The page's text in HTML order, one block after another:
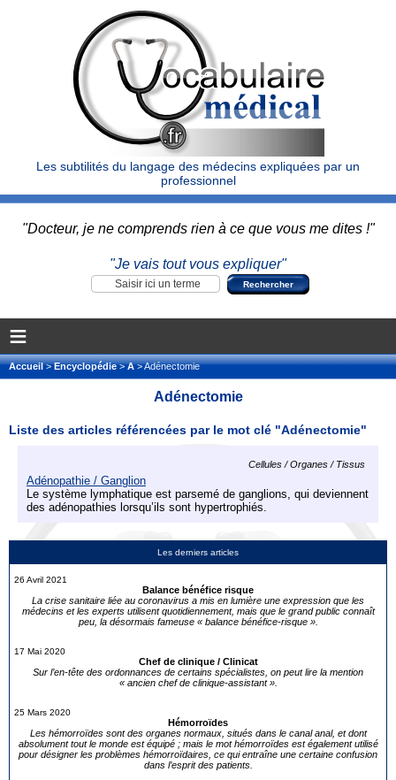
Les subtilités du langage des médecins expliquées par un
professionnel
"Docteur, je ne comprends rien à ce que vous me dites !"
"Je vais tout vous expliquer"
≡
Accueil>Encyclopédie>A> Adénectomie
Les derniers articles
26 Avril 2021
Balance bénéfice risque
La crise sanitaire liée au coronavirus a mis en lumière une expression que les
médecins et les experts utilisent quotidiennement, mais que le grand public connaît
peu, la désormais fameuse « balance bénéfice-risque ».
17 Mai 2020
Chef de clinique / Clinicat
Sur l’en-tête des ordonnances de certains spécialistes, on peut lire la mention
« ancien chef de clinique-assistant ».
25 Mars 2020
Hémorroïdes
Les hémorroïdes sont des organes normaux, situés dans le canal anal, et dont
absolument tout le monde est équipé ; mais le mot hémorroïdes est également utilisé
pour désigner les problèmes hémorroïdaires, ce qui entraîne une certaine confusion
dans l’esprit des patients.
Adénectomie
Liste des articles référencées par le mot clé "Adénectomie"
Cellules / Organes / Tissus
Adénopathie / Ganglion
Le système lymphatique est parsemé de ganglions, qui deviennent
des adénopathies lorsqu’ils sont hypertrophiés.